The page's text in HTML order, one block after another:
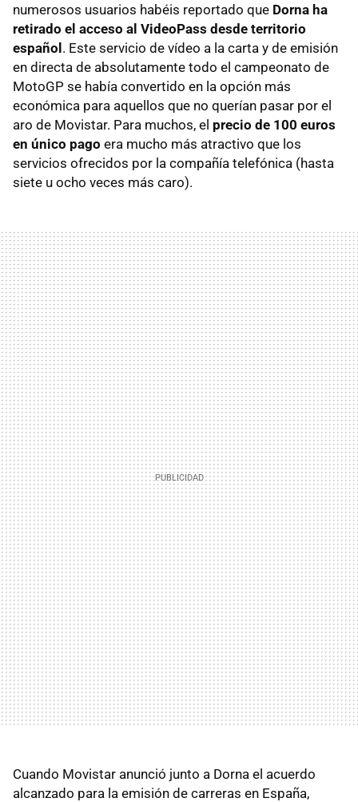
numerosos usuarios habéis reportado que Dorna ha
retirado el acceso al VideoPass desde territorio
español. Este servicio de vídeo a la carta y de emisión
en directa de absolutamente todo el campeonato de
MotoGP se había convertido en la opción más
económica para aquellos que no querían pasar por el
aro de Movistar. Para muchos, el precio de 100 euros
en único pago era mucho más atractivo que los
servicios ofrecidos por la compañía telefónica (hasta
siete u ocho veces más caro).
Cuando Movistar anunció junto a Dorna el acuerdo
alcanzado para la emisión de carreras en España,